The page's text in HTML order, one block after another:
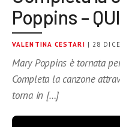
Poppins –
VALENTINA CESTARI | 28
Mary Poppins è tornata
Completa la canzone
torna in […]